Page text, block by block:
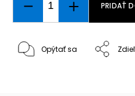
PRIDAŤ
Opýtať sa